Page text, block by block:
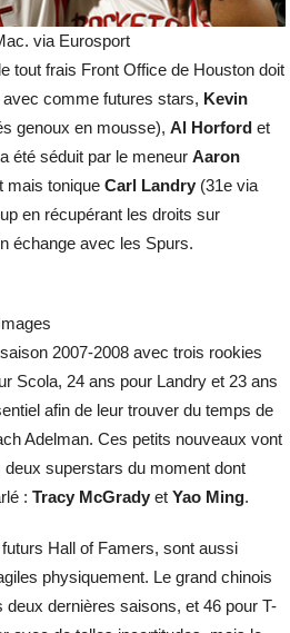
via Eurosport
tout frais Front Office de Houston doit
comme futures stars, Kevin
genoux en mousse),Al Horford et
été séduit par le meneurAaron
mais toniqueCarl Landry (31e via
en récupérant les droits sur
échange avec les Spurs.
2007-2008 avec trois rookies
Scola, 24 ans pour Landry et 23 ans
afin de leur trouver du temps de
Adelman. Ces petits nouveaux vont
superstars du moment dont
:Tracy McGrady etYao Ming.
Hall of Famers, sont aussi
physiquement. Le grand chinois
dernières saisons, et 46 pour T-